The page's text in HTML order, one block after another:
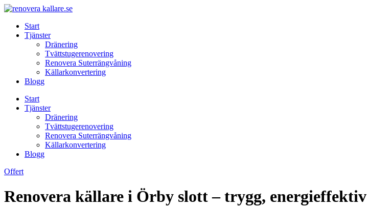
Skip
contentStart
Tjänster
Dränering
Tvättstugerenovering
Renovera Suterrängvåning
Källarkonvertering
Blogg
Start
Tjänster
Dränering
Tvättstugerenovering
Renovera Suterrängvåning
Källarkonvertering
Blogg
Offert
Renovera källare i Örby slott – trygg,